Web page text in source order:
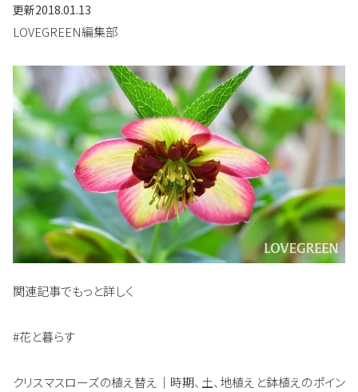
更新2018.01.13
LOVEGREEN編集部
関連記事でもっと詳しく
#花と暮らす
クリスマスローズの植え替え｜時期、土、地植えと鉢植えのポイン